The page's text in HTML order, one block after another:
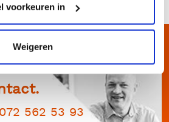
voorkeuren in
Weigeren
562 53 93